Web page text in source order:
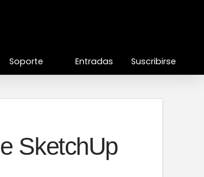
Soporte Entradas Suscribirse
SketchUp